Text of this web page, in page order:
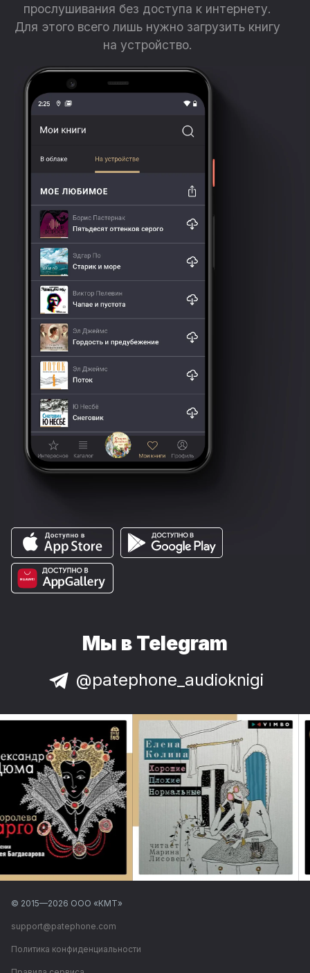
прослушивания без доступа к интернету.
Для этого всего лишь нужно загрузить книгу
на устройство.
Мы в Telegram
@patephone_audioknigi
© 2015—2026 ООО «КМТ»
support@patephone.com
Политика конфиденциальности